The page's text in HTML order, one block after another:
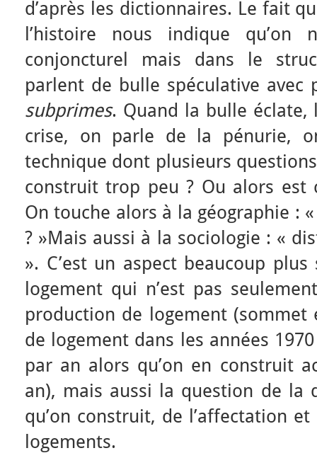
d’après les dictionnaires. Le fait
l’histoire nous indique
conjoncturel mais dans le
parlent de bulle spéculative avec
subprimes. Quand la bulle
crise, on parle de la pénurie,
technique dont plusieurs
construit trop peu ? Ou alors est
On touche alors à la géographie :
? »Mais aussi à la sociologie : «
». C’est un aspect beaucoup
logement qui n’est pas
production de logement (sommet
de logement dans les années
par an alors qu’on en construit
an), mais aussi la question de la
qu’on construit, de l’affectation
logements.